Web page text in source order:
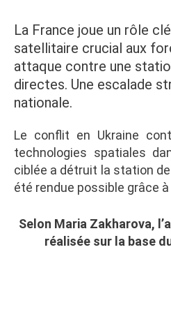
La France joue un rôle
satellitaire crucial aux
attaque contre une
directes. Une escalade
nationale.
Le conflit en Ukraine
technologies spatiales
ciblée a détruit la station
été rendue possible grâce
Selon Maria Zakharova,
réalisée sur la base